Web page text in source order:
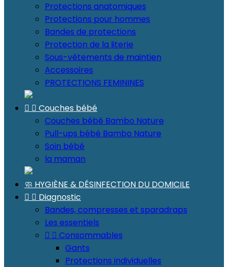
Protections anatomiques
Protections pour hommes
Bandes de protections
Protection de la literie
Sous-vêtements de maintien
Accessoires
PROTECTIONS FEMININES
  Couches bébé
Couches bébé Bambo Nature
Pull-ups bébé Bambo Nature
Soin bébé
la maman
🧼 HYGIÈNE & DÉSINFECTION DU DOMICILE
  Diagnostic
Bandes, compresses et sparadraps
Les essentiels
  Consommables
Gants
Protections individuelles